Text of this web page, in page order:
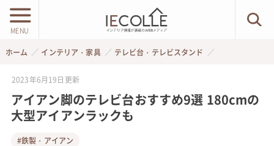
MENU
ホーム インテリア・家具 テレビ台・テレビスタンド
2023年6月19日 更新
アイアン脚のテレビ台おすすめ9選 180cmの
大型アイアンラックも
#鉄製・アイアン